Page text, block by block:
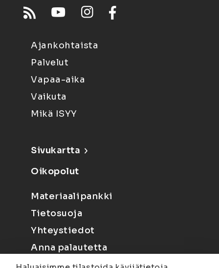
Ajankohtaista
Palvelut
Vapaa-aika
Vaikuta
Mikä ISYY
Sivukartta
Oikopolut
Materiaalipankki
Tietosuoja
Yhteystiedot
Anna palautetta